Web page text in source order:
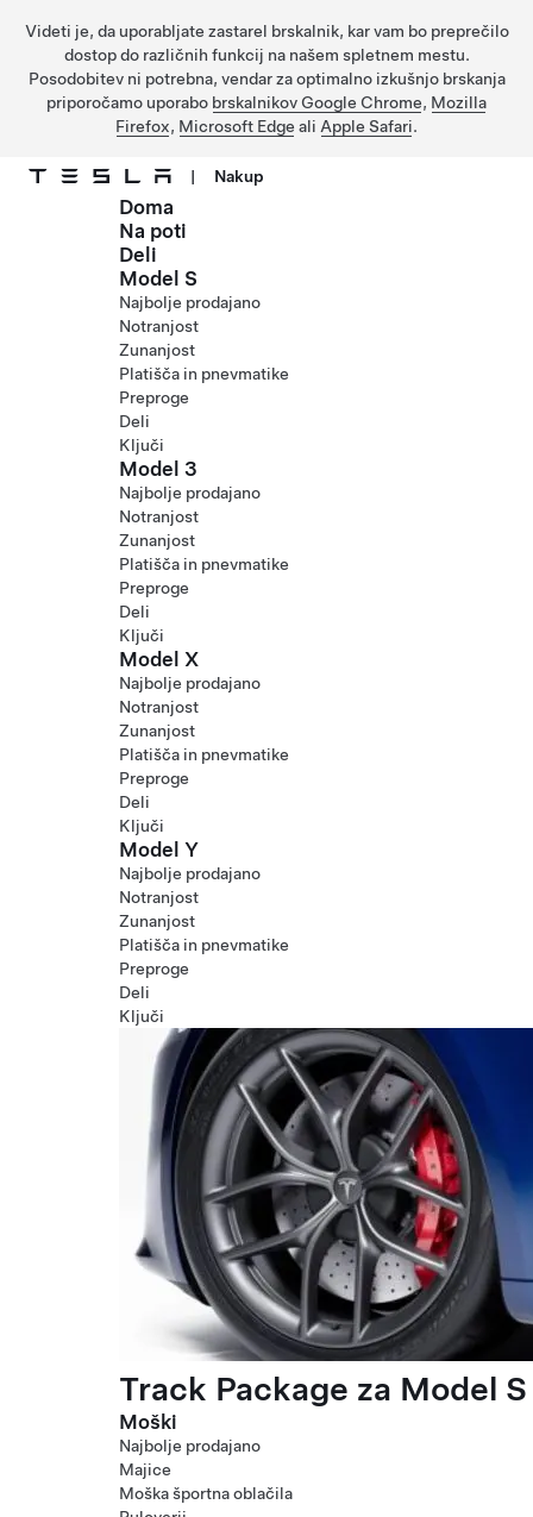
Videti je, da uporabljate zastarel brskalnik, kar vam bo preprečilo
dostop do različnih funkcij na našem spletnem mestu.
Posodobitev ni potrebna, vendar za optimalno izkušnjo brskanja
priporočamo uporabo brskalnikov Google Chrome, Mozilla
Firefox, Microsoft Edge ali Apple Safari.
Preskočite na glavno vsebino
| Nakup
Doma
Na poti
Deli
Model S
Najbolje prodajano
Notranjost
Zunanjost
Platišča in pnevmatike
Preproge
Deli
Ključi
Model 3
Najbolje prodajano
Notranjost
Zunanjost
Platišča in pnevmatike
Preproge
Deli
Ključi
Model X
Najbolje prodajano
Notranjost
Zunanjost
Platišča in pnevmatike
Preproge
Deli
Ključi
Model Y
Najbolje prodajano
Notranjost
Zunanjost
Platišča in pnevmatike
Preproge
Deli
Ključi
Track Package za Model
Moški
Najbolje prodajano
Majice
Moška športna oblačila